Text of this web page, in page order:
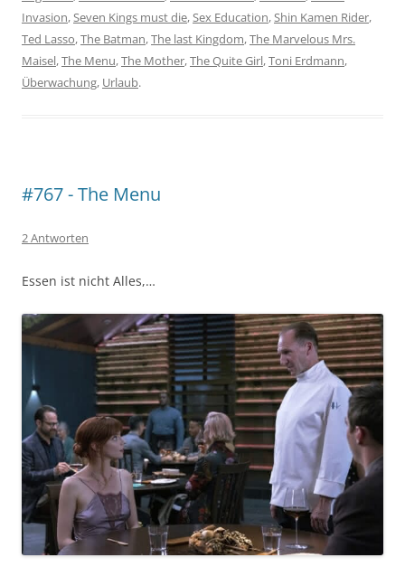
Invasion,Seven Kings must die,Sex Education,Shin Kamen Rider,
Ted Lasso,The Batman,The last Kingdom,The Marvelous Mrs.
Maisel,The Menu,The Mother,The Quite Girl,Toni Erdmann,
Überwachung, Urlaub.
#767 - The Menu
2 Antworten
Essen ist nicht Alles,…